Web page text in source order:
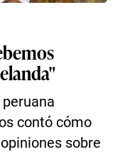
contó cómo
sobre